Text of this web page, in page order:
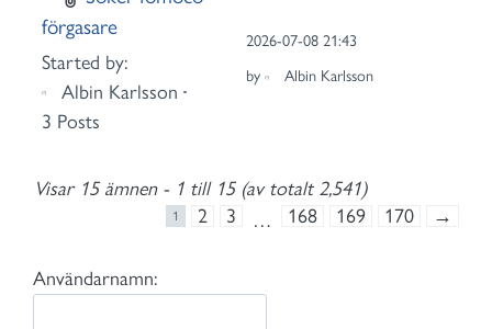
förgasare
Started by:
Albin Karlsson
3 Posts
2026-07-08 21:43
by
Albin Karlsson
Visar 15 ämnen - 1 till 15 (av totalt 2,541)
1 2 3 … 168 169 170 →
Användarnamn: